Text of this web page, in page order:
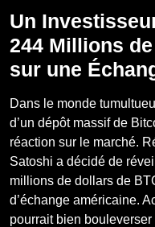
Un
244 Millions
sur une
Dans le monde
d’un dépôt massif de
réaction sur le marché.
Satoshi a décidé de
millions de dollars de
d’échange américaine.
pourrait bien